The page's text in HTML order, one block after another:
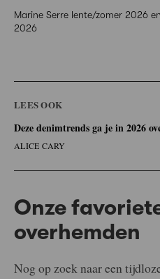
Marine Serre lente/zomer 2026
2026
LEES OOK
Deze denimtrends ga je in 2026
ALICE CARY
Onze
overhemden
Nog op zoek naar een